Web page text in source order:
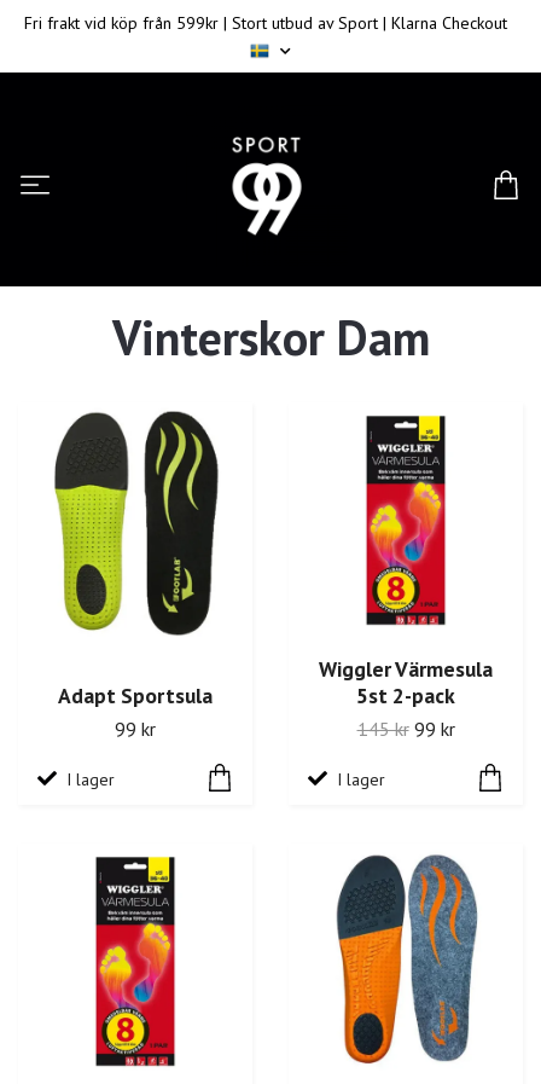
Fri frakt vid köp från 599kr | Stort utbud av Sport | Klarna Checkout
Vinterskor Dam
Adapt Sportsula
99 kr
I lager
Wiggler Värmesula
5st 2-pack
145 kr 99 kr
I lager